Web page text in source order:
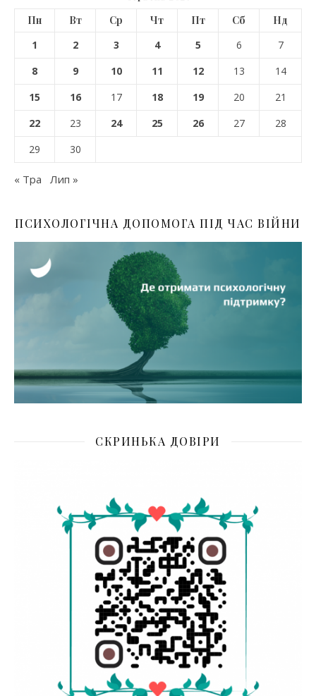
Пн Вт Ср Чт Пт Сб
Нд
1
2 3 4 5 6
7
8
9 10 11 12 13
14
15
16 17 18 19 20
21
22
23 24 25 26 27
28
29
30
« Тра Лип »
ПСИХОЛОГІЧНА ДОПОМОГА ПІД ЧАС ВІЙНИ
СКРИНЬКА ДОВІРИ